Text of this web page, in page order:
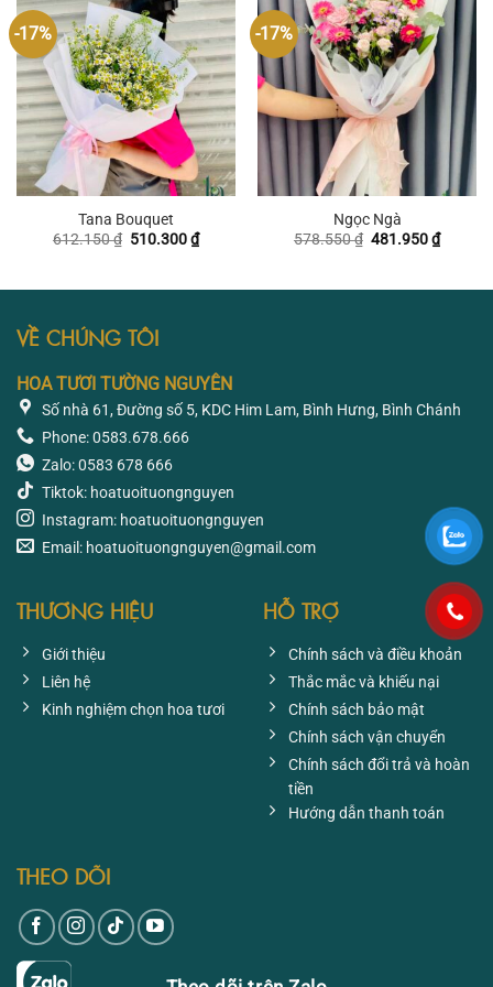
-17%
Tana Bouquet
612.150₫ Giá
510.300₫Giá
hiện
510.300 ₫.
-17%
Ngọc Ngà
578.550₫ Giá
481.950₫Giá
hiện
VỀ CHÚNG TÔI
HOA TƯƠI TƯỜNG NGUYÊN
Số nhà 61, Đường số 5, KDC Him Lam, Bình Hưng, Bình Chánh
Phone: 0583.678.666
Zalo: 0583 678 666
Tiktok: hoatuoituongnguyen
Instagram: hoatuoituongnguyen
Email: hoatuoituongnguyen@gmail.com
THƯƠNG HIỆU
Giới thiệu
Liên hệ
Kinh nghiệm chọn hoa tươi
HỖ TRỢ
Chính sách và điều khoản
Thắc mắc và khiếu nại
Chính sách bảo mật
Chính sách vận chuyển
Chính sách đổi trả và hoàn
tiền
Hướng dẫn thanh toán
THEO DÕI